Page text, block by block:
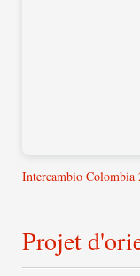
Intercambio Colombia
Projet